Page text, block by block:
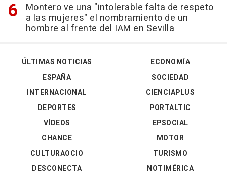
Montero ve una "intolerable falta de respeto
a las mujeres" el nombramiento de un
hombre al frente del IAM en Sevilla
ÚLTIMAS NOTICIAS
ESPAÑA
INTERNACIONAL
DEPORTES
VÍDEOS
ECONOMÍA
SOCIEDAD
CIENCIAPLUS
PORTALTIC
EPSOCIAL
CHANCE
CULTURAOCIO
DESCONECTA
MOTOR
TURISMO
NOTIMÉRICA